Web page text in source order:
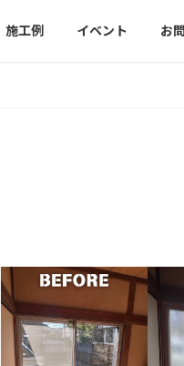
施工例 イベント お